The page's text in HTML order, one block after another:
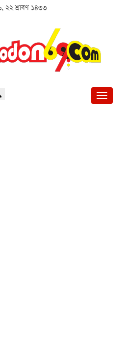
২২ শ্রাবণ ১৪৩৩